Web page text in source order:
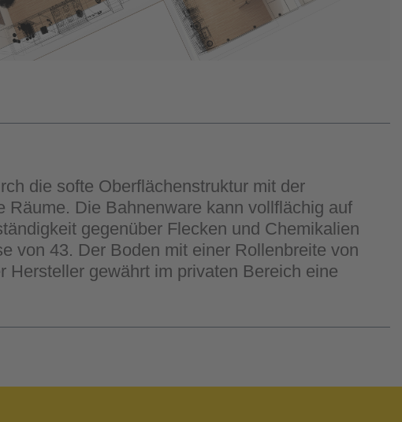
die softe Oberflächenstruktur mit der
Die Bahnenware kann vollflächig auf
gegenüber Flecken und Chemikalien
von 43. Der Boden mit einer Rollenbreite von
gewährt im privaten Bereich eine